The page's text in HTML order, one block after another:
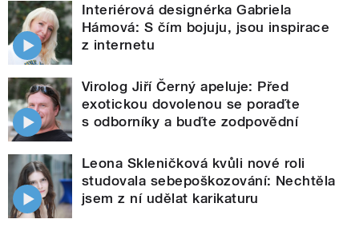
Interiérová designérka Gabriela
Hámová: S čím bojuju, jsou inspirace
z internetu
Virolog Jiří Černý apeluje: Před
exotickou dovolenou se poraďte
s odborníky a buďte zodpovědní
Leona Skleničková kvůli nové roli
studovala sebepoškozování: Nechtěla
jsem z ní udělat karikaturu